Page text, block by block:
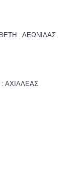
: ΛΕΩΝΙΔΑΣ
ΑΧΙΛΛΕΑΣ